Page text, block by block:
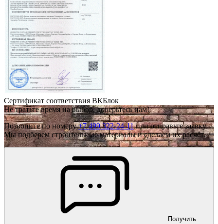
Сертификат соответствия ВКБлок
Не тратьте время на выбор, доверьтесь нам!
Позвоните по номеру+7 499 322-24-11или отправьте заявку.
Мы подберем строительные материалы и сделаем их расчёт.
Получить